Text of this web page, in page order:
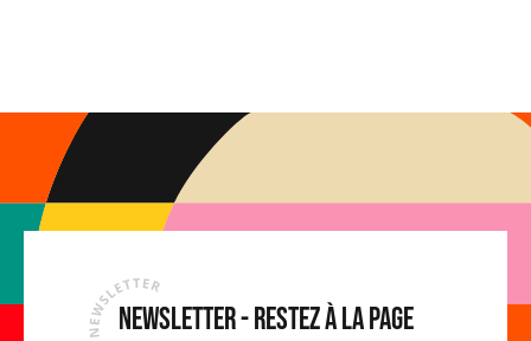
Newsletter - Restez à la page